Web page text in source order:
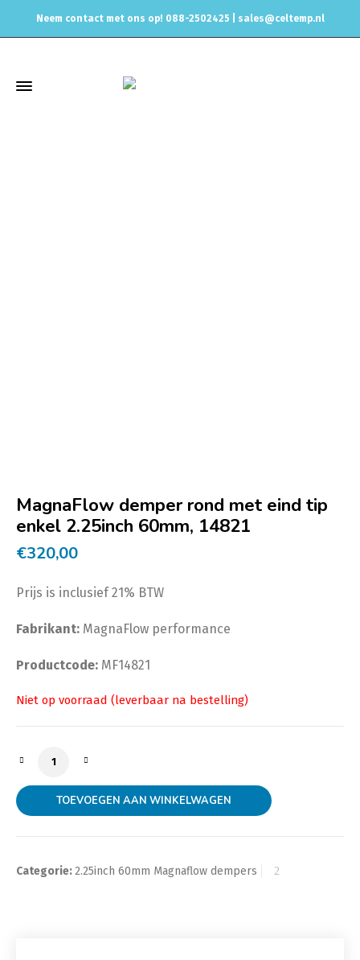
Neem contact met ons op! 088-2502425 | sales@celtemp.nl
MagnaFlow demper rond met eind tip
enkel 2.25inch 60mm, 14821
€320,00
Prijs is inclusief 21% BTW
Fabrikant: MagnaFlow performance
Productcode: MF14821
MagnaFlow demper rond met eind tip enkel 2.25inch
TOEVOEGEN AAN WINKELWAGEN
Categorie:2.25inch 60mm Magnaflow dempers